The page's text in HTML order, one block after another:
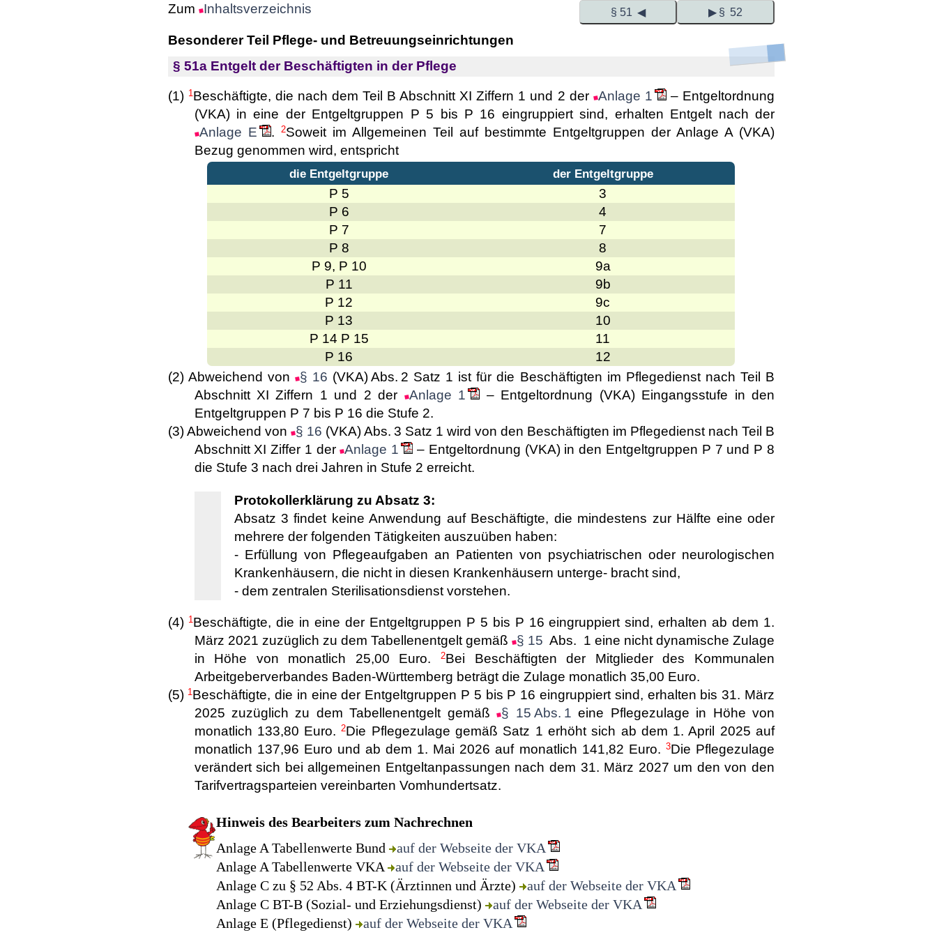
Zum Inhaltsverzeichnis § 51 ◀ ▶ § 52
Besonderer Teil Pflege- und Betreuungseinrichtungen
§ 51a Entgelt der Beschäftigten in der Pflege
(1) 1Beschäftigte, die nach dem Teil B Abschnitt XI Ziffern 1 und 2 der Anlage 1
– Entgeltordnung
(VKA) in eine der Entgeltgruppen P 5 bis P 16 eingruppiert sind, erhalten Entgelt nach der
Anlage E
. 2Soweit im Allgemeinen Teil auf bestimmte Entgeltgruppen der Anlage A (VKA)
Bezug genommen wird, entspricht
die Entgeltgruppe der Entgeltgruppe
P 5
3
P 6
4
P 7
7
P 8
8
P 9, P 10
9a
P 11
9b
P 12
9c
P 13
10
P 14 P 15
11
P 16
12
(2) Abweichend von
§ 16 (VKA) Abs. 2 Satz 1 ist für die Beschäftigten im Pflegedienst nach Teil B
Abschnitt XI Ziffern 1 und 2 der
Anlage 1
– Entgeltordnung (VKA) Eingangsstufe in den
Entgeltgruppen P 7 bis P 16 die Stufe 2.
(3) Abweichend von § 16 (VKA) Abs. 3 Satz 1 wird von den Beschäftigten im Pflegedienst nach Teil B
Abschnitt XI Ziffer 1 der Anlage 1
– Entgeltordnung (VKA) in den Entgeltgruppen P 7 und P 8
die Stufe 3 nach drei Jahren in Stufe 2 erreicht.
Protokollerklärung zu Absatz 3:
Absatz 3 findet keine Anwendung auf Beschäftigte, die mindestens zur Hälfte eine oder
mehrere der folgenden Tätigkeiten auszuüben haben:
- Erfüllung von Pflegeaufgaben an Patienten von psychiatrischen oder neurologischen
Krankenhäusern, die nicht in diesen Krankenhäusern unterge- bracht sind,
- dem zentralen Sterilisationsdienst vorstehen.
(4) 1 Beschäftigte, die in eine der Entgeltgruppen P 5 bis P 16 eingruppiert sind, erhalten ab dem 1.
März 2021 zuzüglich zu dem Tabellenentgelt gemäß § 15 Abs. 1 eine nicht dynamische Zulage
in Höhe von monatlich 25,00 Euro.2Bei Beschäftigten der Mitglieder des Kommunalen
Arbeitgeberverbandes Baden-Württemberg beträgt die Zulage monatlich 35,00 Euro.
(5) 1 Beschäftigte, die in eine der Entgeltgruppen P 5 bis P 16 eingruppiert sind, erhalten bis 31. März
2025 zuzüglich zu dem Tabellenentgelt gemäß § 15 Abs. 1 eine Pflegezulage in Höhe von
monatlich 133,80 Euro.2Die Pflegezulage gemäß Satz 1 erhöht sich ab dem 1. April 2025 auf
monatlich 137,96 Euro und ab dem 1. Mai 2026 auf monatlich 141,82 Euro. 3Die Pflegezulage
verändert sich bei allgemeinen Entgeltanpassungen nach dem 31. März 2027 um den von den
Tarifvertragsparteien vereinbarten Vomhundertsatz.
Hinweis des Bearbeiters zum Nachrechnen
Anlage A Tabellenwerte Bund auf der Webseite der VKA
Anlage A Tabellenwerte VKA auf der Webseite der VKA
Anlage C zu § 52 Abs. 4 BT-K (Ärztinnen und Ärzte) auf der Webseite der VKA
Anlage C BT-B (Sozial- und Erziehungsdienst) auf der Webseite der VKA
Anlage E (Pflegedienst) auf der Webseite der VKA